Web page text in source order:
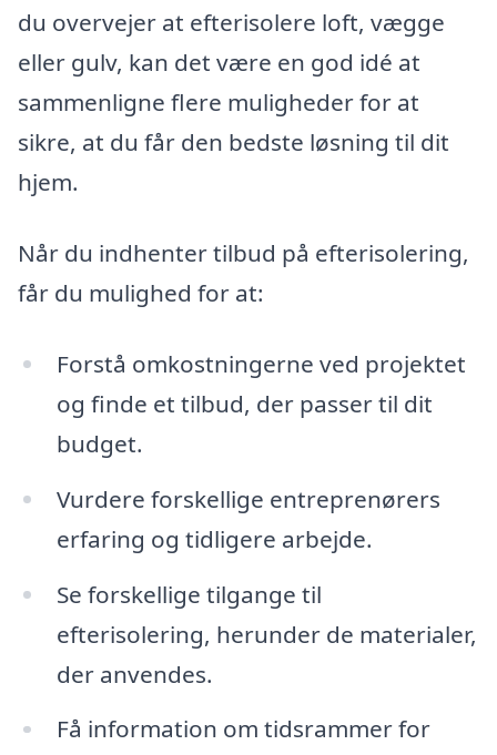
du overvejer at efterisolere loft, vægge
eller gulv, kan det være en god idé at
sammenligne flere muligheder for at
sikre, at du får den bedste løsning til dit
hjem.
Når du indhenter tilbud på efterisolering,
får du mulighed for at:
Forstå omkostningerne ved projektet
og finde et tilbud, der passer til dit
budget.
Vurdere forskellige entreprenørers
erfaring og tidligere arbejde.
Se forskellige tilgange til
efterisolering, herunder de materialer,
der anvendes.
Få information om tidsrammer for